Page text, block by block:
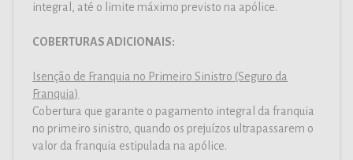
integral, até o limite máximo previsto na apólice.
COBERTURAS ADICIONAIS:
Isenção de Franquia no Primeiro Sinistro (Seguro da
Franquia)
Cobertura que garante o pagamento integral da franquia
no primeiro sinistro, quando os prejuízos ultrapassarem o
valor da franquia estipulada na apólice.